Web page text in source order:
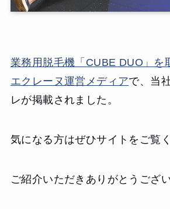
業務用脱毛機「CUBE DUO」を
エクレーヌ運営メディアで、当
レが掲載されました。
気になる方はぜひサイトをご覧く
ご紹介いただきありがとうござ